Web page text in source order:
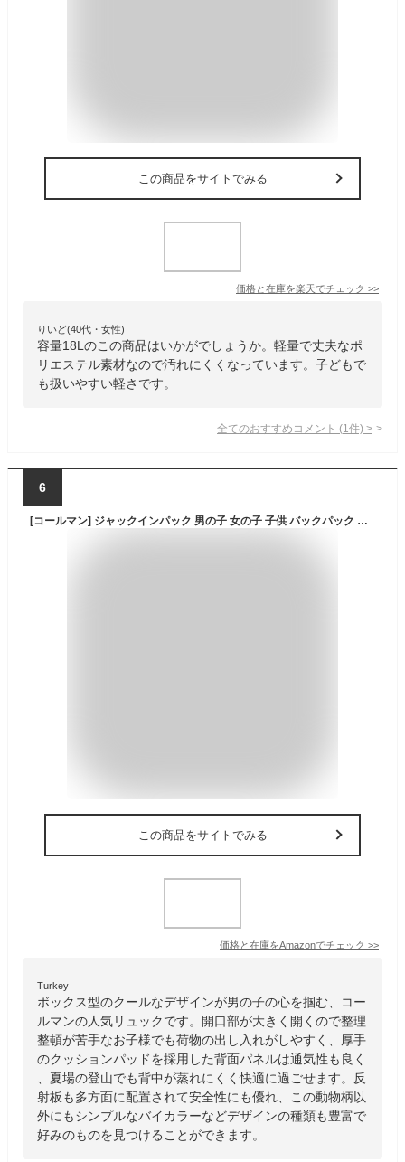
この商品をサイトでみる
価格と在庫を楽天でチェック >>
りいど(40代・女性)
容量18Lのこの商品はいかがでしょうか。軽量で丈夫なポ
リエステル素材なので汚れにくくなっています。子どもで
も扱いやすい軽さです。
全てのおすすめコメント (1 件) >
6
[コールマン] ジャックインパック 男の子 女の子 子供 バックパック リュック 18L 通学 通園 軽量 スクール 遠足 林間学校 臨海学校
この商品をサイトでみる
価格と在庫をAmazonでチェック >>
Turkey
ボックス型のクールなデザインが男の子の心を掴む、コー
ルマンの人気リュックです。開口部が大きく開くので整理
整頓が苦手なお子様でも荷物の出し入れがしやすく、厚手
のクッションパッドを採用した背面パネルは通気性も良く
、夏場の登山でも背中が蒸れにくく快適に過ごせます。反
射板も多方面に配置されて安全性にも優れ、この動物柄以
外にもシンプルなバイカラーなどデザインの種類も豊富で
好みのものを見つけることができます。